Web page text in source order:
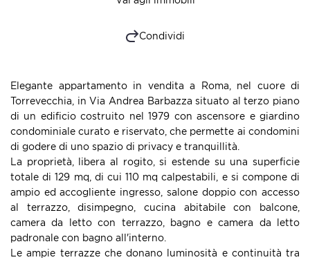
Condividi
Elegante appartamento in vendita a Roma, nel cuore di
Torrevecchia, in Via Andrea Barbazza situato al terzo piano
di un edificio costruito nel 1979 con ascensore e giardino
condominiale curato e riservato, che permette ai condomini
di godere di uno spazio di privacy e tranquillità.
La proprietà, libera al rogito, si estende su una superficie
totale di 129 mq, di cui 110 mq calpestabili, e si compone di
ampio ed accogliente ingresso, salone doppio con accesso
al terrazzo, disimpegno, cucina abitabile con balcone,
camera da letto con terrazzo, bagno e camera da letto
padronale con bagno all'interno.
Le ampie terrazze che donano luminosità e continuità tra